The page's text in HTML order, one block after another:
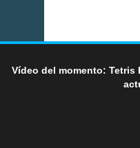
Vídeo del momento: Tetris